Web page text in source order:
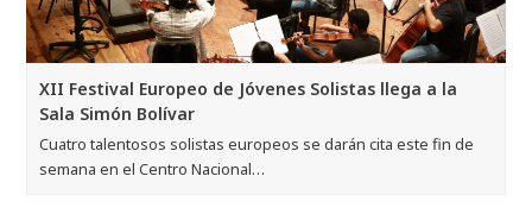
XII Festival Europeo de Jóvenes Solistas llega a la
Sala Simón Bolívar
Cuatro talentosos solistas europeos se darán cita este fin de
semana en el Centro Nacional…